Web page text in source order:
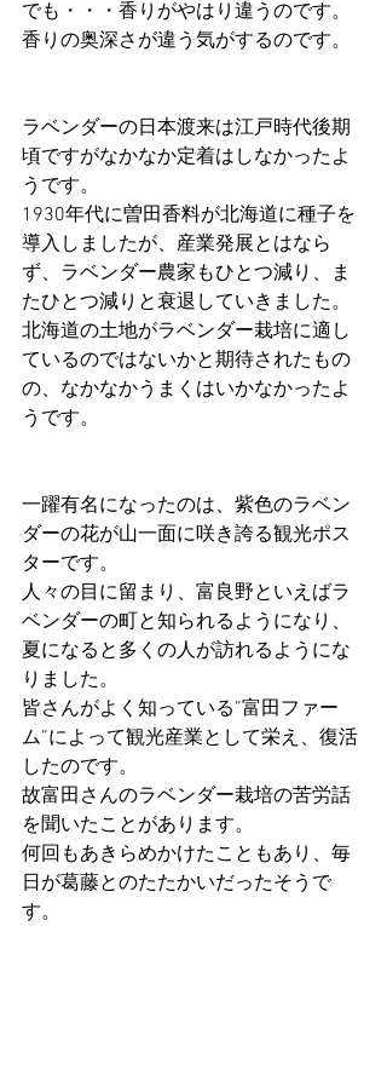
でも・・・香りがやはり違うのです。
香りの奥深さが違う気がするのです。
ラベンダーの日本渡来は江戸時代後期
頃ですがなかなか定着はしなかったよ
うです。
1930年代に曽田香料が北海道に種子を
導入しましたが、産業発展とはなら
ず、ラベンダー農家もひとつ減り、ま
たひとつ減りと衰退していきました。
北海道の土地がラベンダー栽培に適し
ているのではないかと期待されたもの
の、なかなかうまくはいかなかったよ
うです。
一躍有名になったのは、紫色のラベン
ダーの花が山一面に咲き誇る観光ポス
ターです。
人々の目に留まり、富良野といえばラ
ベンダーの町と知られるようになり、
夏になると多くの人が訪れるようにな
りました。
皆さんがよく知っている”富田ファー
ム”によって観光産業として栄え、復活
したのです。
故富田さんのラベンダー栽培の苦労話
を聞いたことがあります。
何回もあきらめかけたこともあり、毎
日が葛藤とのたたかいだったそうで
す。